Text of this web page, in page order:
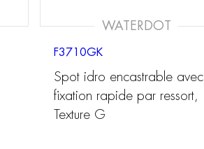
WATERDOT
F3710GK
Spot idro encastrable avec
fixation rapide par ressort,
Texture G